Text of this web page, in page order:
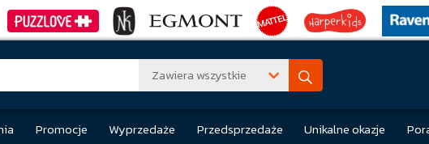
Zawiera wszystkie
Promocje Wyprzedaże Przedsprzedaże Unikalne okazje